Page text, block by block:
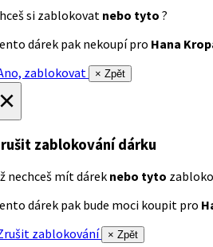
si zablokovat nebo tyto ?
dárek pak nekoupí pro Hana
zablokovat
× Zpět
zablokování dárku
nechceš mít dárek nebo tyto
dárek pak bude moci koupit pro
zablokování
× Zpět